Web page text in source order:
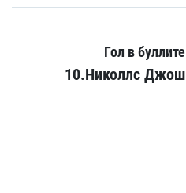
Гол в буллите
10.Николлс Джош